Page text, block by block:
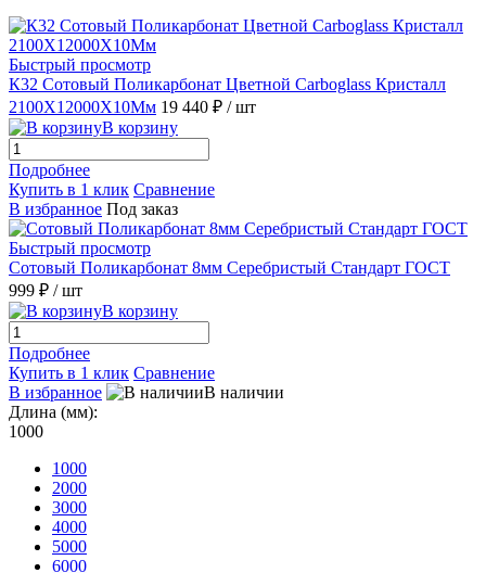
Быстрый просмотр
К32 Сотовый Поликарбонат Цветной Carboglass Кристалл
2100X12000X10Мм 19 440 ₽ / шт
В корзину
Подробнее
Купить в 1 клик Сравнение
В избранное Под заказ
Быстрый просмотр
Сотовый Поликарбонат 8мм Серебристый Стандарт ГОСТ
999 ₽ / шт
В корзину
Подробнее
Купить в 1 клик Сравнение
В избранное
В наличии
Длина (мм):
1000
1000
2000
3000
4000
5000
6000